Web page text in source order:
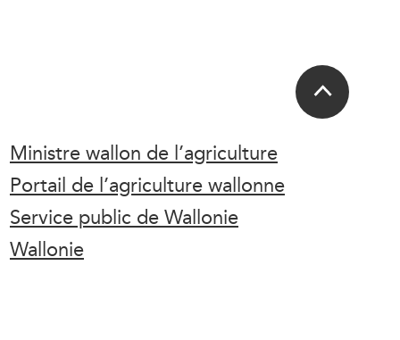
Ministre wallon de l’agriculture
Portail de l’agriculture wallonne
Service public de Wallonie
Wallonie